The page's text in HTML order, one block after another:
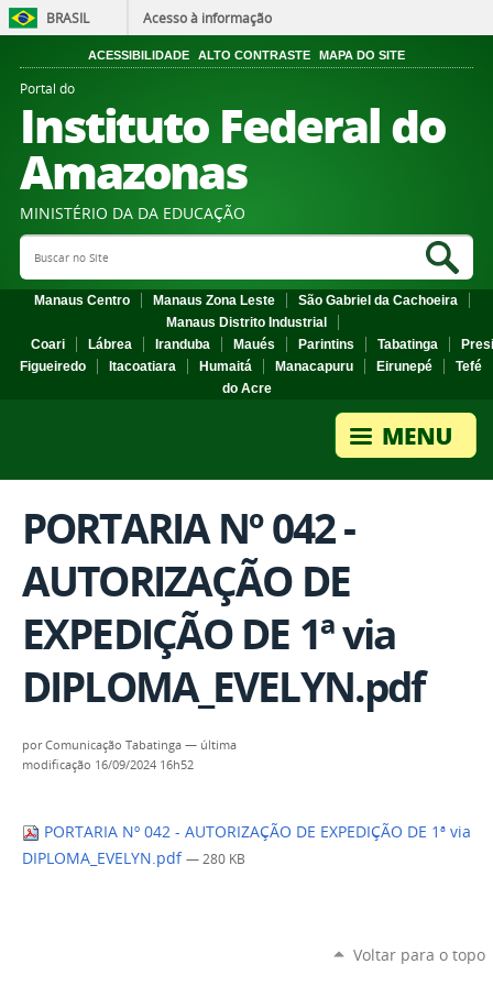
BRASIL Acesso à informação
ACESSIBILIDADE ALTO CONTRASTE MAPA DO SITE
Portal do
Instituto Federal do
Amazonas
MINISTÉRIO DA DA EDUCAÇÃO
Search Site
Manaus Centro Manaus Zona Leste
São Gabriel da Cachoeira
Manaus Distrito Industrial
Coari
Lábrea Iranduba Maués Parintins Tabatinga
Figueiredo
Itacoatiara Humaitá Manacapuru Eirunepé
Tefé
do Acre
PORTARIA Nº 042 -
AUTORIZAÇÃO DE
EXPEDIÇÃO DE 1ª via
DIPLOMA_EVELYN.pdf
porComunicação Tabatinga — última
modificação 16/09/2024 16h52
PORTARIA Nº 042 - AUTORIZAÇÃO DE EXPEDIÇÃO DE 1ª via
DIPLOMA_EVELYN.pdf — 280 KB
Voltar para o topo